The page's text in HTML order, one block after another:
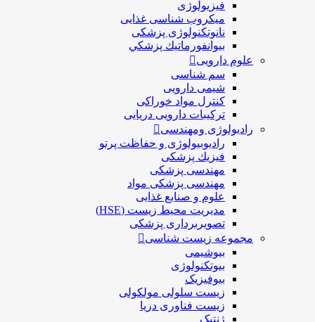
فیزیولوژی
ميكروب شناسی غذایی
نانوتکنولوژی پزشکی
بيوانفورماتيك پزشكي
علوم دارویی
سم شناسی
شیمی دارویی
کنترل مواد خوراکی
ترکیبات دارویی دریایی
رادیولوژی ومهندسی
رادیوبیولوژی و حفاظت پرتو
فيزيك پزشکی
مهندسی پزشکی
مهندسی پزشکی مواد
علوم و صنايع غذایی
مدیریت محیط زیست (HSE)
تصویربرداری پزشکی
مجموعه زیست شناسی
بیوشیمی
بیوتکنولوژی
بیوفیزیک
زیست سلولی مولکولی
زیست فناوری دریا
ژنتیک